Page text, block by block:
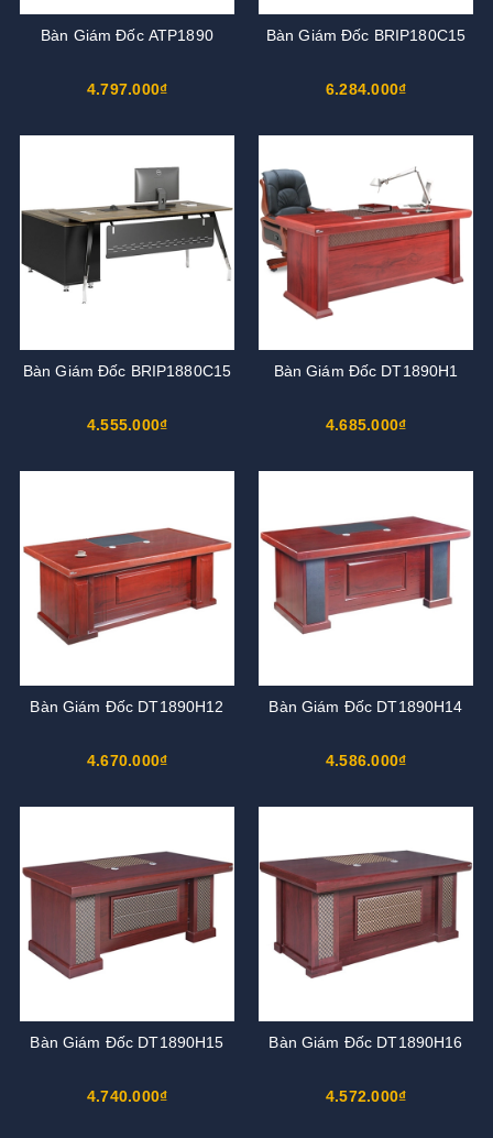
Bàn Giám Đốc ATP1890
4.797.000₫
Bàn Giám Đốc BRIP180C15
6.284.000₫
Bàn Giám Đốc BRIP1880C15
4.555.000₫
Bàn Giám Đốc DT1890H1
4.685.000₫
Bàn Giám Đốc DT1890H12
4.670.000₫
Bàn Giám Đốc DT1890H14
4.586.000₫
Bàn Giám Đốc DT1890H15
4.740.000₫
Bàn Giám Đốc DT1890H16
4.572.000₫